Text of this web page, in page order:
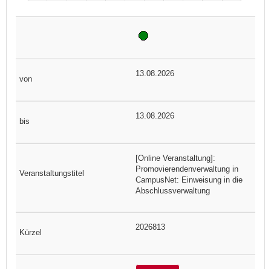
13.08.2026
13.08.2026
[Online Veranstaltung]:
Promovierendenverwaltung in
CampusNet: Einweisung in die
Abschlussverwaltung
2026813